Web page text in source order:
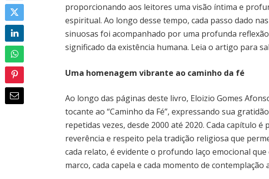
proporcionando aos leitores uma visão íntima e
espiritual. Ao longo desse tempo, cada passo dado
sinuosas foi acompanhado por uma profunda
significado da existência humana. Leia o artigo para
Uma homenagem vibrante ao caminho da fé
Ao longo das páginas deste livro, Eloizio Gomes
tocante ao “Caminho da Fé”, expressando sua
repetidas vezes, desde 2000 até 2020. Cada capítulo é
reverência e respeito pela tradição religiosa que
cada relato, é evidente o profundo laço emocional
marco, cada capela e cada momento de contemplação